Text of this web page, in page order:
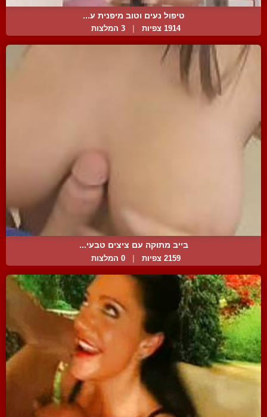
טיפול נעים וטוב מיפנית ע...
1914 צפיות 3 המלצות
בייב מתוקה עם ציצים טבעי...
2159 צפיות 0 המלצות